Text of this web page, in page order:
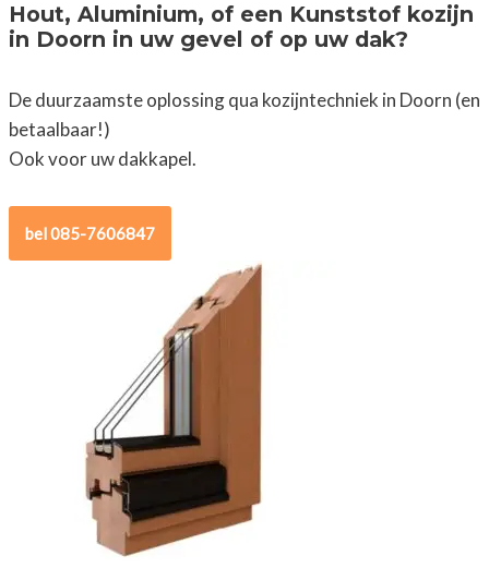
Hout, Aluminium, of een Kunststof kozijn
in Doorn in uw gevel of op uw dak?
De duurzaamste oplossing qua kozijntechniek in Doorn (en
betaalbaar!)
Ook voor uw dakkapel.
bel 085-7606847